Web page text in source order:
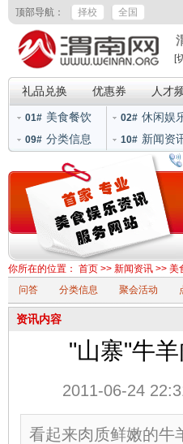
顶部导航： 择校 全国
[
礼品兑换 优惠券 人才
01# 美食餐饮 02# 休闲娱
09# 分类信息 10# 新闻资
你所在的位置： 首页 >> 新闻资讯 >> 美
问答
分类信息 聚会活动
资讯内容
"山寨"牛
2011-06-24
看起来肉质鲜嫩的牛